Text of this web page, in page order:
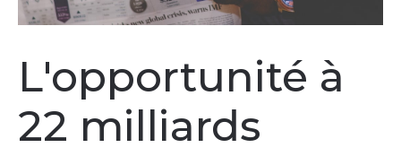
L'opportunité à
22 milliards